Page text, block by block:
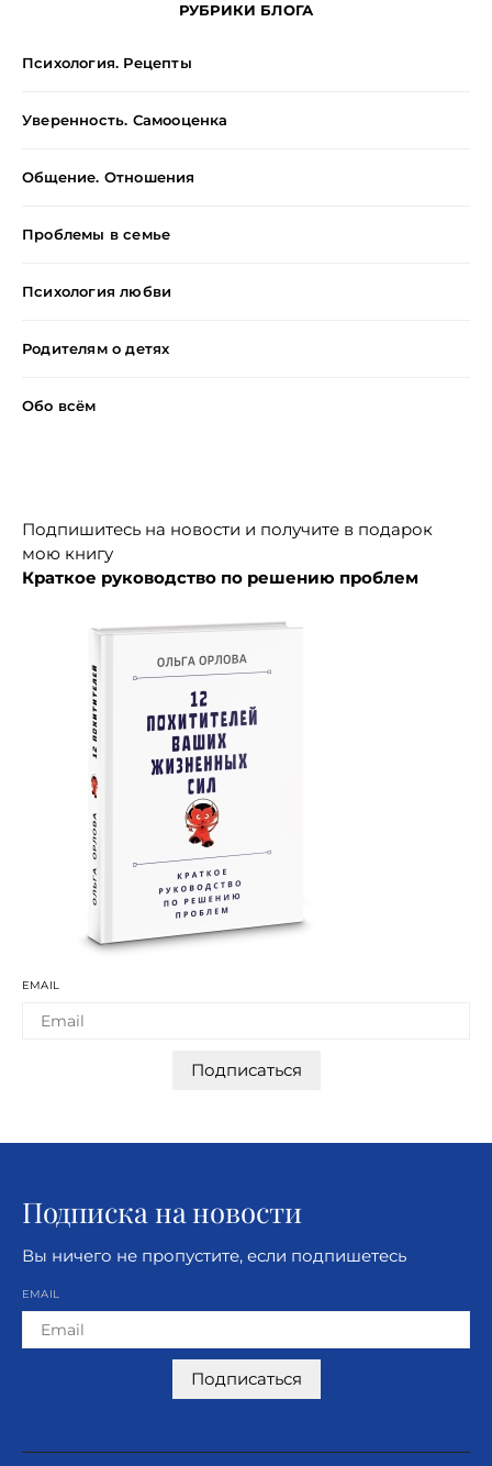
РУБРИКИ БЛОГА
Психология. Рецепты
Уверенность. Самооценка
Общение. Отношения
Проблемы в семье
Психология любви
Родителям о детях
Обо всём
Подпишитесь на новости и получите в подарок
мою книгу
Краткое руководство по решению проблем
EMAIL
Подписаться
Подписка на новости
Вы ничего не пропустите, если подпишетесь
EMAIL
Подписаться